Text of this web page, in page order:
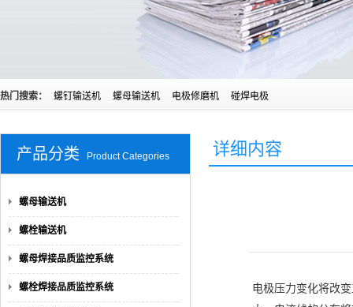
热门搜索： 螺钉输送机 螺母输送机 电极修磨机 碰焊电极
产品分类 Product Categories
螺母输送机
螺栓输送机
螺母焊接品质监控系统
螺栓焊接品质监控系统
详细内容
电极压力变化将改